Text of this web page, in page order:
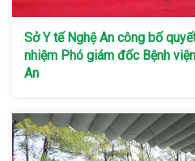
Sở Y tế Nghệ An công bố
nhiệm Phó giám đốc Bệnh
An